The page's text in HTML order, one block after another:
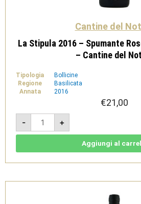
Cantine del
La Stipula 2016 – Spumante
– Cantine del
Tipologia
Bollicine
Regione
Basilicata
Annata
2016
€21,00
-
La
Stipula
2016
-
Classico
del
+
Aggiungi al